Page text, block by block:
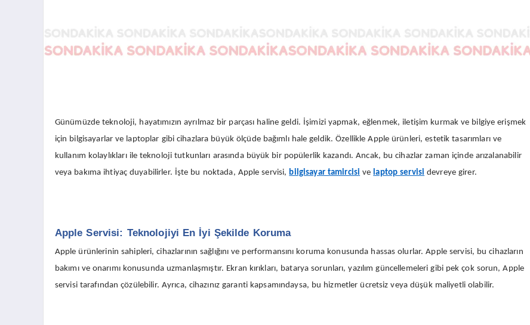
Günümüzde teknoloji, hayatımızın ayrılmaz bir parçası haline geldi. İşimizi yapmak, eğlenmek, iletişim kurmak ve bilgiye erişmek
için bilgisayarlar ve laptoplar gibi cihazlara büyük ölçüde bağımlı hale geldik. Özellikle Apple ürünleri, estetik tasarımları ve
kullanım kolaylıkları ile teknoloji tutkunları arasında büyük bir popülerlik kazandı. Ancak, bu cihazlar zaman içinde arızalanabilir
veya bakıma ihtiyaç duyabilirler. İşte bu noktada, Apple servisi,bilgisayar tamircisi ve laptop servisi devreye girer.
Apple Servisi: Teknolojiyi En İyi Şekilde Koruma
Apple ürünlerinin sahipleri, cihazlarının sağlığını ve performansını koruma konusunda hassas olurlar. Apple servisi, bu cihazların
bakımı ve onarımı konusunda uzmanlaşmıştır. Ekran kırıkları, batarya sorunları, yazılım güncellemeleri gibi pek çok sorun, Apple
servisi tarafından çözülebilir. Ayrıca, cihazınız garanti kapsamındaysa, bu hizmetler ücretsiz veya düşük maliyetli olabilir.